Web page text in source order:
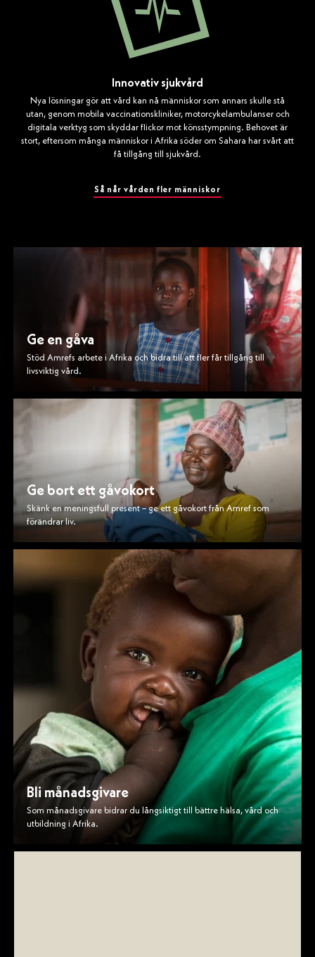
Innovativ sjukvård
Nya lösningar gör att vård kan nå människor som annars skulle stå
utan, genom mobila vaccinationskliniker, motorcykelambulanser och
digitala verktyg som skyddar flickor mot könsstympning. Behovet är
stort, eftersom många människor i Afrika söder om Sahara har svårt att
få tillgång till sjukvård.
Så når vården fler människor
Ge en gåva
Stöd Amrefs arbete i Afrika och bidra till att fler får tillgång till
livsviktig vård.
Ge bort ett gåvokort
Skänk en meningsfull present – ge ett gåvokort från Amref som
förändrar liv.
Bli månadsgivare
Som månadsgivare bidrar du långsiktigt till bättre hälsa, vård och
utbildning i Afrika.